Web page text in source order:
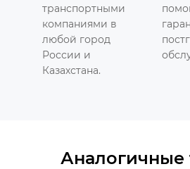
транспортными
компаниями в
любой город
России и
Казахстана.
Аналогичные